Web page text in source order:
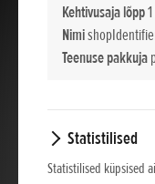
Kehtivusaja lõpp
Nimi
Teenuse pakkuja
Statistilised
Statistilised küpsised